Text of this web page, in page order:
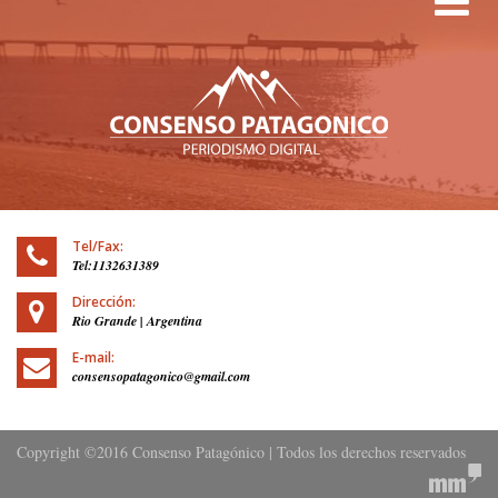
Tel/Fax:
Tel:1132631389
Dirección:
Rio Grande | Argentina
E-mail:
consensopatagonico@gmail.com
Copyright ©2016 Consenso Patagónico | Todos los derechos reservados